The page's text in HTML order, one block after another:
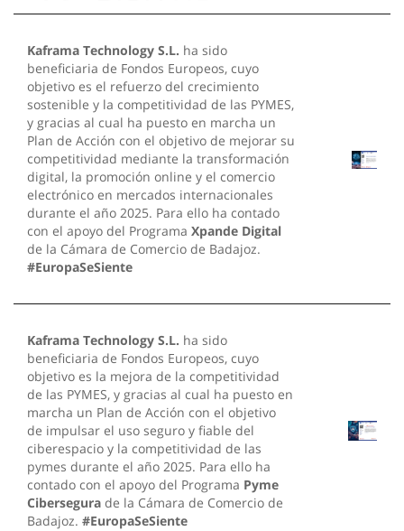
Kaframa Technology S.L. ha sido
beneficiaria de Fondos Europeos, cuyo
objetivo es el refuerzo del crecimiento
sostenible y la competitividad de las PYMES,
y gracias al cual ha puesto en marcha un
Plan de Acción con el objetivo de mejorar su
competitividad mediante la transformación
digital, la promoción online y el comercio
electrónico en mercados internacionales
durante el año 2025. Para ello ha contado
con el apoyo del Programa Xpande Digital
de la Cámara de Comercio de Badajoz.
#EuropaSeSiente
Kaframa Technology S.L. ha sido
beneficiaria de Fondos Europeos, cuyo
objetivo es la mejora de la competitividad
de las PYMES, y gracias al cual ha puesto en
marcha un Plan de Acción con el objetivo
de impulsar el uso seguro y fiable del
ciberespacio y la competitividad de las
pymes durante el año 2025. Para ello ha
contado con el apoyo del Programa Pyme
Cibersegura de la Cámara de Comercio de
Badajoz. #EuropaSeSiente